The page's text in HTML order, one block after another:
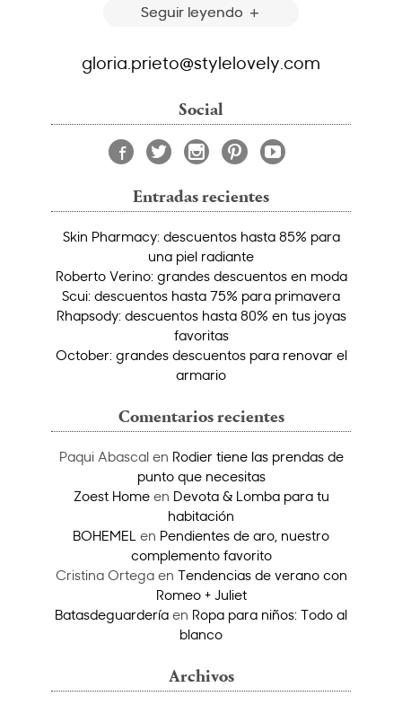
Seguir leyendo
gloria.prieto@stylelovely.com
Social
Entradas recientes
Skin Pharmacy: descuentos hasta 85% para
una piel radiante
Roberto Verino: grandes descuentos en moda
Scui: descuentos hasta 75% para primavera
Rhapsody: descuentos hasta 80% en tus joyas
favoritas
October: grandes descuentos para renovar el
armario
Comentarios recientes
Paqui Abascalen Rodier tiene las prendas de
punto que necesitas
Zoest Homeen Devota & Lomba para tu
habitación
BOHEMEL en Pendientes de aro, nuestro
complemento favorito
Cristina Ortegaen Tendencias de verano con
Romeo + Juliet
Batasdeguardería en Ropa para niños: Todo al
blanco
Archivos